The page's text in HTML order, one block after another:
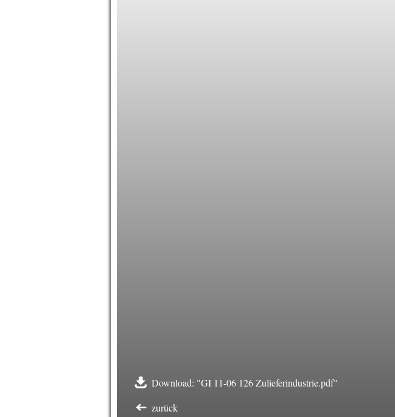
Download: "GI 11-06 126 Zulieferindustrie.pdf"
zurück